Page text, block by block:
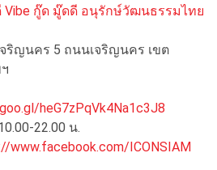
Vibe กู๊ด มู๊ดดี อนุรักษ์วัฒนธรรมไทย
จริญนคร 5 ถนนเจริญนคร เขต
heG7zPqVk4Na1c3J8
22.00 น.
www.facebook.com/ICONSIAM